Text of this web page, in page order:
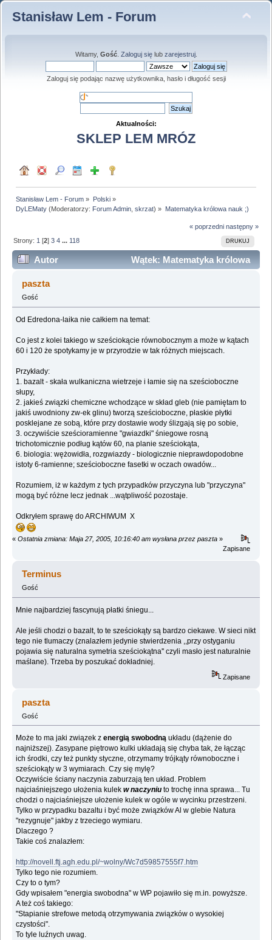
Stanisław Lem - Forum
Witamy, Gość. Zaloguj sięlub zarejestruj.
Zaloguj się podając nazwę użytkownika, hasło i długość sesji
Aktualności:
SKLEP LEM MRÓZ
Stanisław Lem - Forum » Polski»
DyLEMaty (Moderatorzy: Forum Admin ,skrzat) » Matematyka królowa nauk ;)
« poprzedni następny »
DRUKUJ
Strony: 1 [2]3 4 ... 118
Autor
Wątek: Matematyka królowa
nauk ;) (Przeczytany 1973991 razy)
paszta
Gość
Od Edredona-laika nie całkiem na temat:
Co jest z kolei takiego w sześciokącie równobocznym a może w kątach
60 i 120 że spotykamy je w przyrodzie w tak różnych miejscach.
Przykłady:
1. bazalt - skała wulkaniczna wietrzeje i łamie się na sześcioboczne
słupy,
2. jakieś związki chemiczne wchodzące w skład gleb (nie pamiętam to
jakiś uwodniony zw-ek glinu) tworzą sześcioboczne, płaskie płytki
posklejane ze sobą, które przy dostawie wody ślizgają się po sobie,
3. oczywiście sześcioramienne "gwiazdki" śniegowe rosną
trichotomicznie podług kątów 60, na planie sześciokąta,
6. biologia: wężowidła, rozgwiazdy - biologicznie nieprawdopodobne
istoty 6-ramienne; sześcioboczne fasetki w oczach owadów...
Rozumiem, iż w każdym z tych przypadków przyczyna lub "przyczyna"
mogą być różne lecz jednak ...wątpliwość pozostaje.
Odkryłem sprawę do ARCHIWUM X
« Ostatnia zmiana: Maja 27, 2005, 10:16:40 am wysłana przez paszta »
Zapisane
Terminus
Gość
Mnie najbardziej fascynują płatki śniegu...
Ale jeśli chodzi o bazalt, to te sześciokąty są bardzo ciekawe. W sieci nikt
tego nie tlumaczy (znalazłem jedynie stwierdzenia ,,przy ostyganiu
pojawia się naturalna symetria sześciokątna'' czyli masło jest naturalnie
maślane). Trzeba by poszukać dokładniej.
Zapisane
paszta
Gość
Może to ma jaki związek zenergią swobodnąukładu (dążenie do
najniższej). Zasypane piętrowo kulki układają się chyba tak, że łącząc
ich środki, czy też punkty styczne, otrzymamy trójkąty równoboczne i
sześciokąty w 3 wymiarach. Czy się mylę?
Oczywiście ściany naczynia zaburzają ten układ. Problem
najciaśniejszego ułożenia kulekw naczyniuto trochę inna sprawa... Tu
chodzi o najciaśniejsze ułożenie kulek w ogóle w wycinku przestrzeni.
Tylko w przypadku bazaltu i być może związków Al w glebie Natura
"rezygnuje" jakby z trzeciego wymiaru.
Dlaczego ?
Takie coś znalazłem:
http://novell.ftj.agh.edu.pl/~wolny/Wc7d59857555f7.htm
Tylko tego nie rozumiem.
Czy to o tym?
Gdy wpisałem "energia swobodna" w WP pojawiło się m.in. powyższe.
A też coś takiego:
"Stapianie strefowe metodą otrzymywania związków o wysokiej
czystości".
To tyle luźnych uwag.